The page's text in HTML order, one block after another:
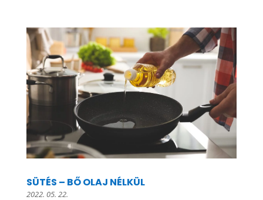
SÜTÉS – BŐ OLAJ NÉLKÜL
2022. 05. 22.